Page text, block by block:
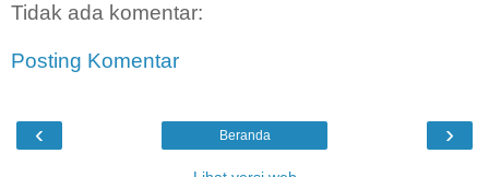
Tidak ada komentar:
Posting Komentar
‹ ›
Beranda